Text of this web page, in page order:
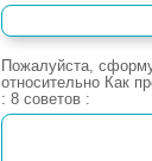
Пожалуйста,
относительно Как
: 8 советов :